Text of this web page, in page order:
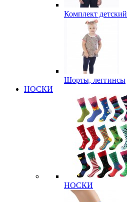
Комплект детский
Шорты, леггинсы
НОСКИ
НОСКИ